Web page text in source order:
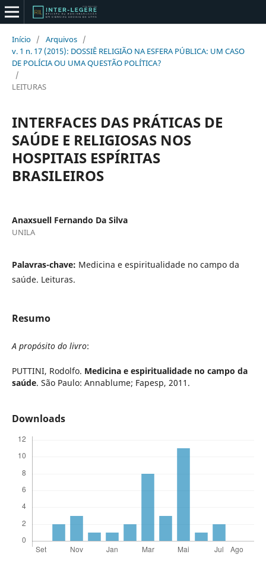
Início / Arquivos /
v. 1 n. 17 (2015): DOSSIÊ RELIGIÃO NA ESFERA PÚBLICA: UM CASO
DE POLÍCIA OU UMA QUESTÃO POLÍTICA?
/
LEITURAS
INTERFACES DAS PRÁTICAS DE
SAÚDE E RELIGIOSAS NOS
HOSPITAIS ESPÍRITAS
BRASILEIROS
Anaxsuell Fernando Da Silva
UNILA
Palavras-chave: Medicina e espiritualidade no campo da
saúde. Leituras.
Resumo
A propósito do livro:
PUTTINI, Rodolfo. Medicina e espiritualidade no campo da
saúde. São Paulo: Annablume; Fapesp, 2011.
Downloads